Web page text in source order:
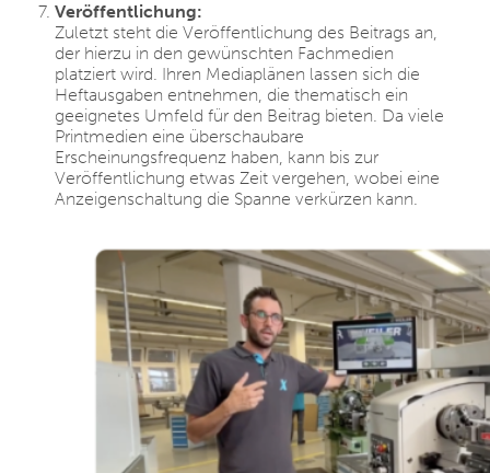
Veröffentlichung:
Zuletzt steht die Veröffentlichung des Beitrags an,
der hierzu in den gewünschten Fachmedien
platziert wird. Ihren Mediaplänen lassen sich die
Heftausgaben entnehmen, die thematisch ein
geeignetes Umfeld für den Beitrag bieten. Da viele
Printmedien eine überschaubare
Erscheinungsfrequenz haben, kann bis zur
Veröffentlichung etwas Zeit vergehen, wobei eine
Anzeigenschaltung die Spanne verkürzen kann.